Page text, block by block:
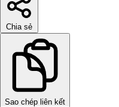
Chia sẻ
Sao chép liên kết